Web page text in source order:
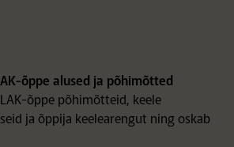
õppe alused ja põhimõtted
õppe põhimõtteid, keele
ja õppija keelearengut ning oskab